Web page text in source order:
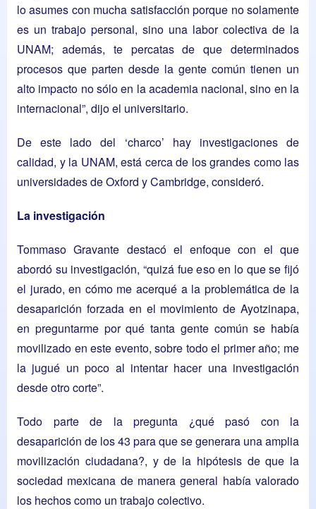
lo asumes con mucha satisfacción porque no solamente
es un trabajo personal, sino una labor colectiva de la
UNAM; además, te percatas de que determinados
procesos que parten desde la gente común tienen un
alto impacto no sólo en la academia nacional, sino en la
internacional”, dijo el universitario.
De este lado del ‘charco’ hay investigaciones de
calidad, y la UNAM, está cerca de los grandes como las
universidades de Oxford y Cambridge, consideró.
La investigación
Tommaso Gravante destacó el enfoque con el que
abordó su investigación, “quizá fue eso en lo que se fijó
el jurado, en cómo me acerqué a la problemática de la
desaparición forzada en el movimiento de Ayotzinapa,
en preguntarme por qué tanta gente común se había
movilizado en este evento, sobre todo el primer año; me
la jugué un poco al intentar hacer una investigación
desde otro corte”.
Todo parte de la pregunta ¿qué pasó con la
desaparición de los 43 para que se generara una amplia
movilización ciudadana?, y de la hipótesis de que la
sociedad mexicana de manera general había valorado
los hechos como un trabajo colectivo.